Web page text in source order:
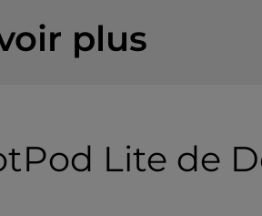
à partir
plus
Lite de